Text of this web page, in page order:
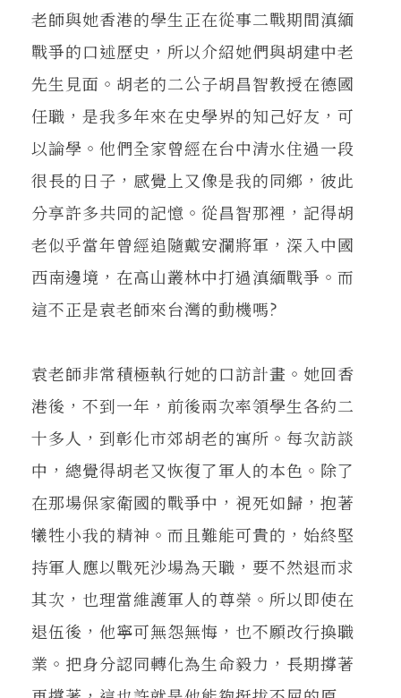
老師與她香港的學生正在從事二戰期間滇緬
戰爭的口述歷史，所以介紹她們與胡建中老
先生見面。胡老的二公子胡昌智教授在德國
任職，是我多年來在史學界的知己好友，可
以論學。他們全家曾經在台中清水住過一段
很長的日子，感覺上又像是我的同鄉，彼此
分享許多共同的記憶。從昌智那裡，記得胡
老似乎當年曾經追隨戴安瀾將軍，深入中國
西南邊境，在高山叢林中打過滇緬戰爭。而
這不正是袁老師來台灣的動機嗎?
袁老師非常積極執行她的口訪計畫。她回香
港後，不到一年，前後兩次率領學生各約二
十多人，到彰化市郊胡老的寓所。每次訪談
中，總覺得胡老又恢復了軍人的本色。除了
在那場保家衛國的戰爭中，視死如歸，抱著
犧牲小我的精神。而且難能可貴的，始終堅
持軍人應以戰死沙場為天職，要不然退而求
其次，也理當維護軍人的尊榮。所以即使在
退伍後，他寧可無怨無悔，也不願改行換職
業。把身分認同轉化為生命毅力，長期撐著